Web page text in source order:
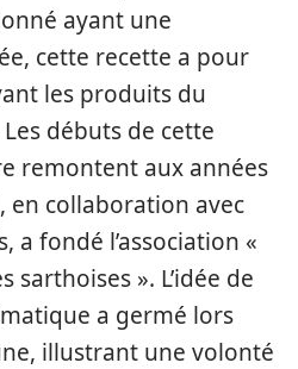
ayant une
cette recette a pour
les produits du
débuts de cette
remontent aux années
en collaboration avec
a fondé l’association «
sarthoises ». L’idée de
a germé lors
illustrant une volonté